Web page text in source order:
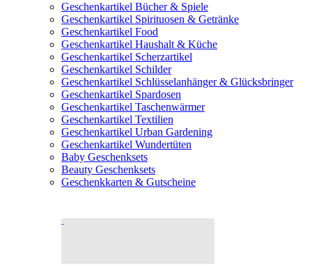
Geschenkartikel Bücher & Spiele
Geschenkartikel Spirituosen & Getränke
Geschenkartikel Food
Geschenkartikel Haushalt & Küche
Geschenkartikel Scherzartikel
Geschenkartikel Schilder
Geschenkartikel Schlüsselanhänger & Glücksbringer
Geschenkartikel Spardosen
Geschenkartikel Taschenwärmer
Geschenkartikel Textilien
Geschenkartikel Urban Gardening
Geschenkartikel Wundertüten
Baby Geschenksets
Beauty Geschenksets
Geschenkkarten & Gutscheine